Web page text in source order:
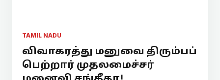
TAMIL NADU
விவாகரத்து மனுவை திரும்பப்
பெற்றார் முதலமைச்சர்